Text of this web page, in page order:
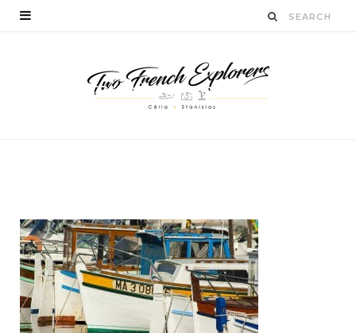
quefaireàmarseillendeu